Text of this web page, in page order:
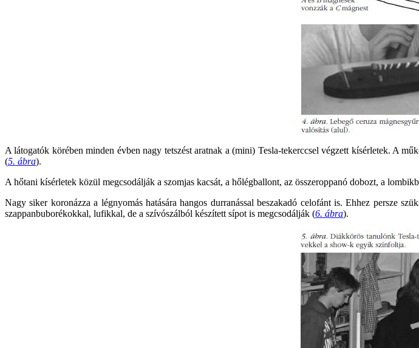
A látogatók körében minden évben nagy tetszést aratnak a (mini) Tesla-tekerccsel végzett kísérletek. A
(5. ábra).
A hőtani kísérletek közül megcsodálják a szomjas kacsát, a hőlégballont, az összeroppanó dobozt, a
Nagy siker koronázza a légnyomás hatására hangos durranással beszakadó celofánt is. Ehhez persze
szappanbuborékokkal, lufikkal, de a szívószálból készített sípot is megcsodálják (6. ábra).